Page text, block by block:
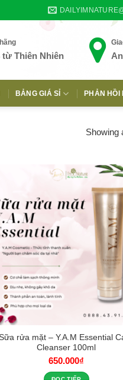
từ Thiên Nhiên
BẢNG GIÁ SỈ PHẢN HỒI
Showing
rửa mặt – Y.A.M Essential
Cleanser 100ml
650.000₫